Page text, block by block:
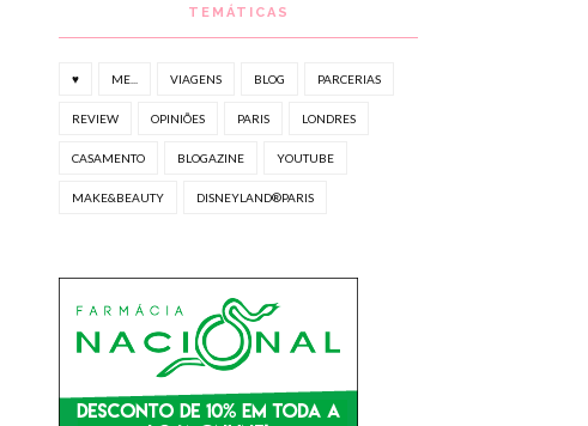
TEMÁTICAS
♥ ME... VIAGENS BLOG PARCERIAS
REVIEW OPINIÕES PARIS LONDRES
CASAMENTO BLOGAZINE YOUTUBE
MAKE&BEAUTY DISNEYLAND®PARIS